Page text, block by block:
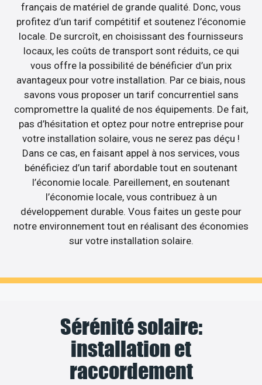
français de matériel de grande qualité. Donc, vous
profitez d’un tarif compétitif et soutenez l’économie
locale. De surcroît, en choisissant des fournisseurs
locaux, les coûts de transport sont réduits, ce qui
vous offre la possibilité de bénéficier d’un prix
avantageux pour votre installation. Par ce biais, nous
savons vous proposer un tarif concurrentiel sans
compromettre la qualité de nos équipements. De fait,
pas d’hésitation et optez pour notre entreprise pour
votre installation solaire, vous ne serez pas déçu !
Dans ce cas, en faisant appel à nos services, vous
bénéficiez d’un tarif abordable tout en soutenant
l’économie locale. Pareillement, en soutenant
l’économie locale, vous contribuez à un
développement durable. Vous faites un geste pour
notre environnement tout en réalisant des économies
sur votre installation solaire.
Sérénité solaire:
installation et
raccordement